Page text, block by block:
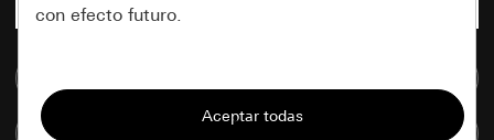
con efecto futuro.
Todas las cookies que necesitamos para